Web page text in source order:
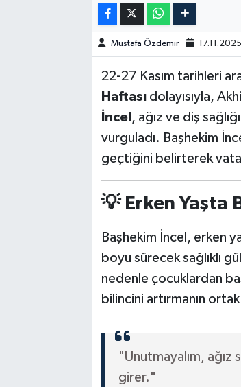
Mustafa Özdemir
22-27 Kasım tarihleri
Haftasıdolayısıyla,
İncel , ağız ve diş
vurguladı. Başhekim
geçtiğini belirterek
💡 Erken Yaşta
Başhekim İncel, erken
boyu sürecek sağlıklı
nedenle çocuklardan
bilincini artırmanın
"Unutmayalım, ağız
girer."